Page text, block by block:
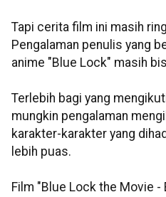
Tapi cerita film ini masih
Pengalaman penulis yang
anime "Blue Lock" masih
Terlebih bagi yang
mungkin pengalaman
karakter-karakter yang
lebih puas.
Film "Blue Lock the Movie -